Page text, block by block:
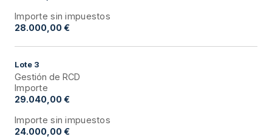
Importe sin impuestos
28.000,00 €
Lote 3
Gestión de RCD
Importe
29.040,00 €
Importe sin impuestos
24.000,00 €